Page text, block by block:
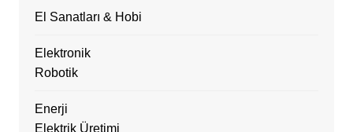
El Sanatları & Hobi
Elektronik
Robotik
Enerji
Elektrik Üretimi